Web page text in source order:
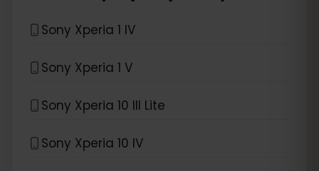
Sony Xperia 1 IV
Sony Xperia 1 V
Sony Xperia 10 III Lite
Sony Xperia 10 IV